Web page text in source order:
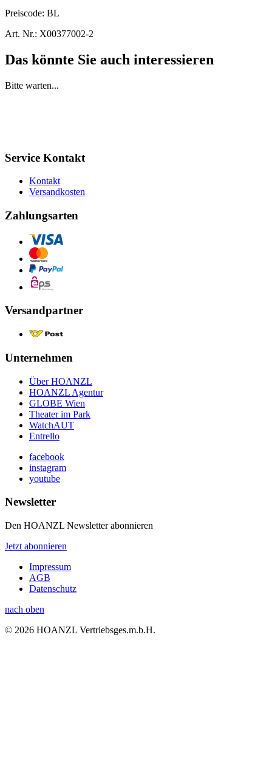
Preiscode: BL
Art. Nr.: X00377002-2
Das könnte Sie auch interessieren
Bitte warten...
Service Kontakt
Kontakt
Versandkosten
Zahlungsarten
Versandpartner
Unternehmen
Über HOANZL
HOANZL Agentur
GLOBE Wien
Theater im Park
WatchAUT
Entrello
facebook
instagram
youtube
Newsletter
Den HOANZL Newsletter abonnieren
Jetzt abonnieren
Impressum
AGB
Datenschutz
nach oben
© 2026 HOANZL Vertriebsges.m.b.H.